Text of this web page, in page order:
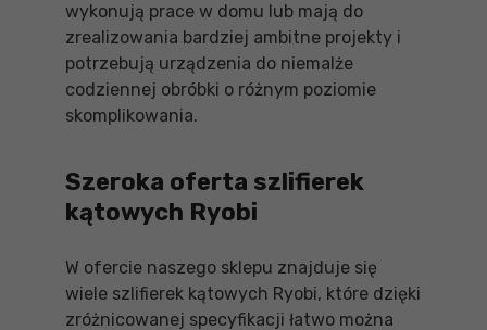
wykonują prace w domu lub mają do
zrealizowania bardziej ambitne projekty i
potrzebują urządzenia do niemalże
codziennej obróbki o różnym poziomie
skomplikowania.
Szeroka oferta szlifierek
kątowych Ryobi
W ofercie naszego sklepu znajduje się
wiele szlifierek kątowych Ryobi, które dzięki
zróżnicowanej specyfikacji łatwo można